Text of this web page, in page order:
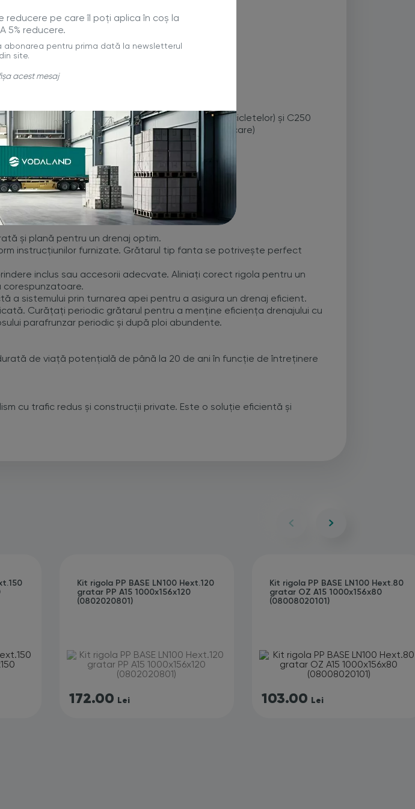
tone, adecvat pentru zone pietonale și traficul bicicletelor) și C250
zonele cu trafic vehicular redus și zonele de parcare)
și plană pentru un drenaj optim.
instrucțiunilor furnizate. Grătarul tip fanta se potrivește perfect
inclus sau accesorii adecvate. Aliniați corect rigola pentru un
corespunzatoare.
a sistemului prin turnarea apei pentru a asigura un drenaj eficient.
Curățați periodic grătarul pentru a menține eficiența drenajului cu
parafrunzar periodic și după ploi abundente.
de viață potențială de până la 20 de ani în funcție de întreținere
cu trafic redus și construcții private. Este o soluție eficientă și
Kit rigola PP BASE LN100 Hext.120
gratar PP A15 1000x156x120
(0802020801)
172.00 Lei
Kit rigola PP BASE LN100 Hext.80
gratar OZ A15 1000x156x80
(08008020101)
103.00 Lei
reducere pe care îl poți aplica în coș la
5% reducere.
abonarea pentru prima dată la newsletterul
site.
acest mesaj